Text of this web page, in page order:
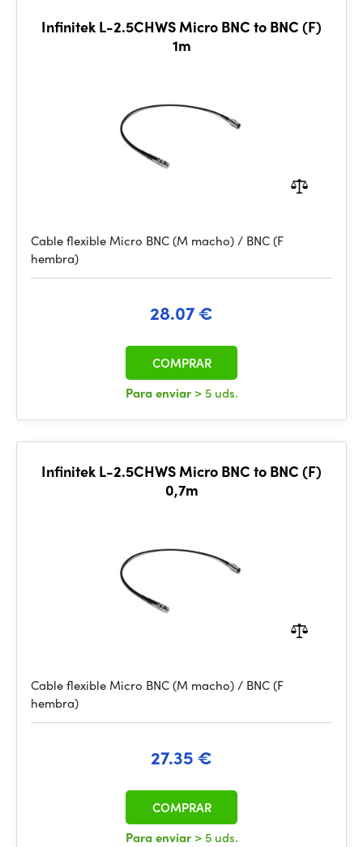
Infinitek L-2.5CHWS Micro BNC to BNC (F)
1m
Cable flexible Micro BNC (M macho) / BNC (F
hembra)
28.07 €
Para enviar > 5 uds.
COMPRAR
Infinitek L-2.5CHWS Micro BNC to BNC (F)
0,7m
Cable flexible Micro BNC (M macho) / BNC (F
hembra)
27.35 €
Para enviar > 5 uds.
COMPRAR